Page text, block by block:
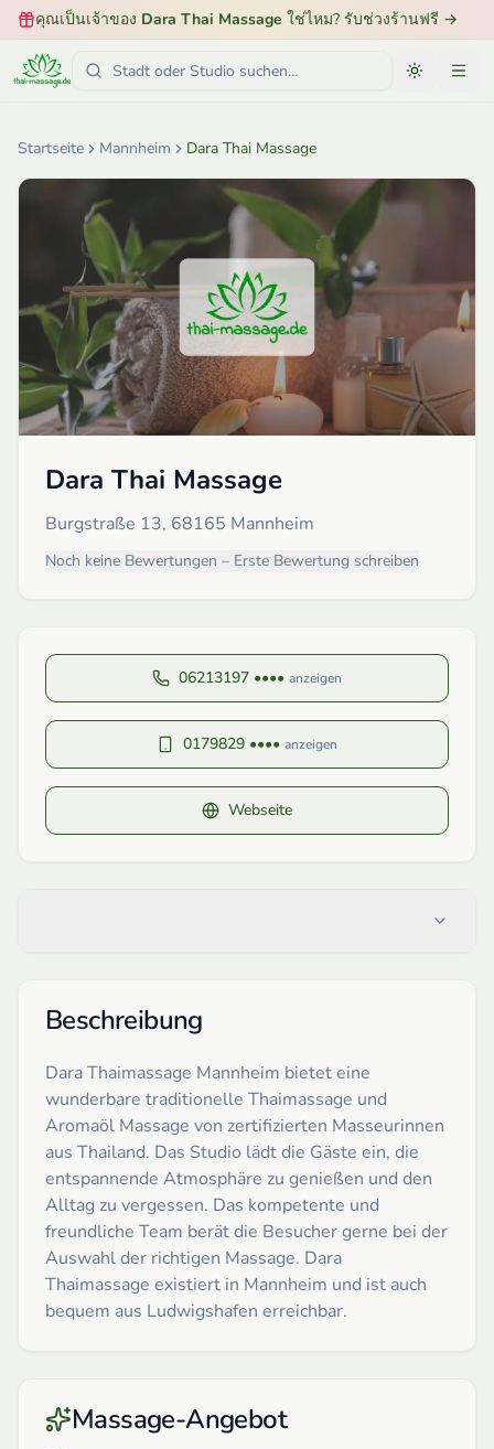
คุณเป็นเจ้าของ Dara Thai Massage ใช่ไหม? รับช่วงร้านฟรี →
Startseite Mannheim Dara Thai Massage
Dara Thai Massage
Burgstraße 13, 68165 Mannheim
Noch keine Bewertungen – Erste Bewertung schreiben
06213197 •••• anzeigen
0179829 •••• anzeigen
Webseite
Beschreibung
Dara Thaimassage Mannheim bietet eine
wunderbare traditionelle Thaimassage und
Aromaöl Massage von zertifizierten Masseurinnen
aus Thailand. Das Studio lädt die Gäste ein, die
entspannende Atmosphäre zu genießen und den
Alltag zu vergessen. Das kompetente und
freundliche Team berät die Besucher gerne bei der
Auswahl der richtigen Massage. Dara
Thaimassage existiert in Mannheim und ist auch
bequem aus Ludwigshafen erreichbar.
Massage-Angebot